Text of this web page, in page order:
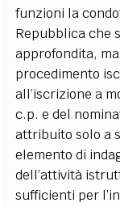
funzioni la
Repubblica che
approfondita,
procedimento
all’iscrizione a
c.p. e del
attribuito solo a
elemento di
dell’attività
sufficienti per